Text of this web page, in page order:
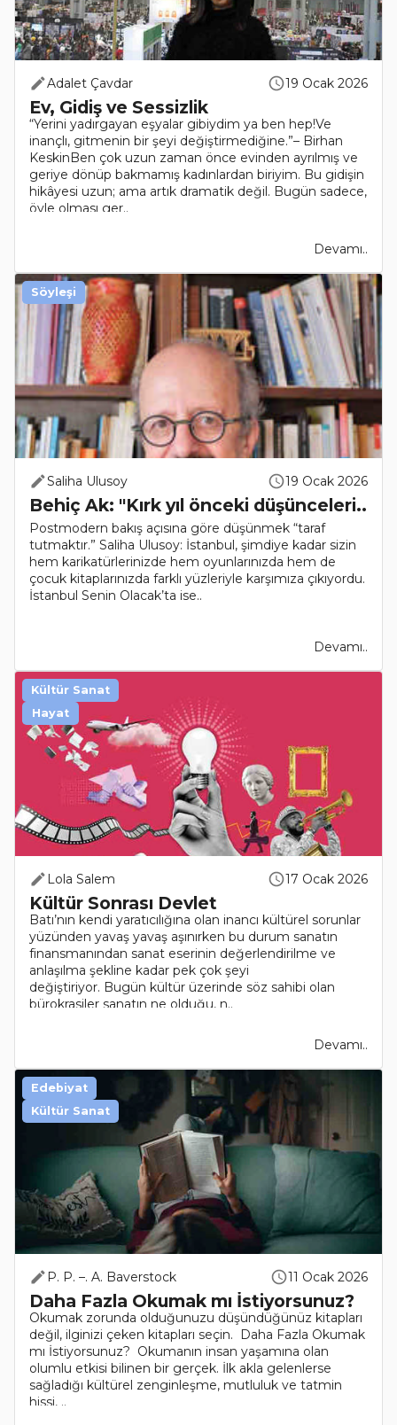
Adalet Çavdar 19 Ocak 2026
Ev, Gidiş ve Sessizlik
“Yerini yadırgayan eşyalar gibiydim ya ben hep!Ve
inançlı, gitmenin bir şeyi değiştirmediğine.”– Birhan
KeskinBen çok uzun zaman önce evinden ayrılmış ve
geriye dönüp bakmamış kadınlardan biriyim. Bu gidişin
hikâyesi uzun; ama artık dramatik değil. Bugün sadece,
öyle olması ger..
Devamı..
Saliha Ulusoy 19 Ocak 2026
Behiç Ak: "Kırk yıl önceki düşünceleri..
Postmodern bakış açısına göre düşünmek “taraf
tutmaktır.” Saliha Ulusoy: İstanbul, şimdiye kadar sizin
hem karikatürlerinizde hem oyunlarınızda hem de
çocuk kitaplarınızda farklı yüzleriyle karşımıza çıkıyordu.
İstanbul Senin Olacak’ta ise..
Devamı..
Söyleşi
Lola Salem 17 Ocak 2026
Kültür Sonrası Devlet
Batı’nın kendi yaratıcılığına olan inancı kültürel sorunlar
yüzünden yavaş yavaş aşınırken bu durum sanatın
finansmanından sanat eserinin değerlendirilme ve
anlaşılma şekline kadar pek çok şeyi
değiştiriyor. Bugün kültür üzerinde söz sahibi olan
bürokrasiler sanatın ne olduğu, n..
Devamı..
Kültür Sanat
Hayat
P. P. –. A. Baverstock 11 Ocak 2026
Daha Fazla Okumak mı İstiyorsunuz?
Okumak zorunda olduğunuzu düşündüğünüz kitapları
değil, ilginizi çeken kitapları seçin. Daha Fazla Okumak
mı İstiyorsunuz? Okumanın insan yaşamına olan
olumlu etkisi bilinen bir gerçek. İlk akla gelenlerse
sağladığı kültürel zenginleşme, mutluluk ve tatmin
hissi, ..
Edebiyat
Kültür Sanat